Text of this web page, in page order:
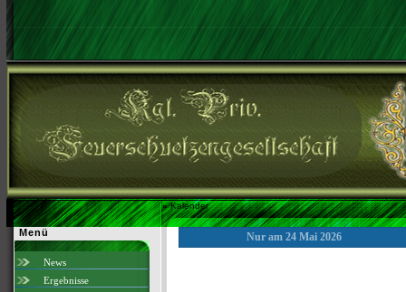
»Kalender
Menü
News
Ergebnisse
Nur am 24 Mai 2026